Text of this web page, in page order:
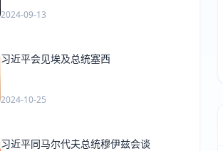
2024-09-13
习近平会见埃及总统塞西
2024-10-25
习近平同马尔代夫总统穆伊兹会谈